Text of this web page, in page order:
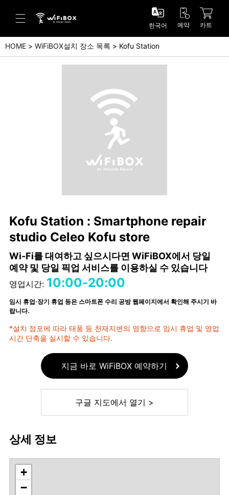
도움말/문의
고객 센터 (English)
한국어 예약 카트
HOME WiFiBOX설치 장소 목록 Kofu Station
Kofu Station : Smartphone repair
studio Celeo Kofu store
Wi-Fi를 대여하고 싶으시다면 WiFiBOX에서 당일
예약 및 당일 픽업 서비스를 이용하실 수 있습니다
영업시간: 10:00-20:00
임시 휴업·장기 휴업 등은 스마트폰 수리 공방 웹페이지에서 확인해 주시기 바
랍니다.
*설치 점포에 따라 태풍 등 천재지변의 영향으로 임시 휴업 및 영업
시간 단축을 실시할 수 있습니다.
지금 바로 WiFiBOX 예약하기
구글 지도에서 열기 >
상세 정보
+
−